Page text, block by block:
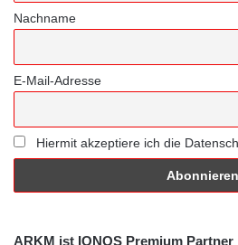
Nachname
E-Mail-Adresse
Hiermit akzeptiere ich die
ARKM ist IONOS Premium Partner